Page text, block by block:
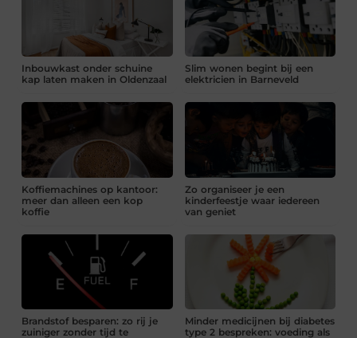
Inbouwkast onder schuine
kap laten maken in Oldenzaal
Slim wonen begint bij een
elektricien in Barneveld
Koffiemachines op kantoor:
meer dan alleen een kop
koffie
Zo organiseer je een
kinderfeestje waar iedereen
van geniet
Brandstof besparen: zo rij je
zuiniger zonder tijd te
Minder medicijnen bij diabetes
type 2 bespreken: voeding als